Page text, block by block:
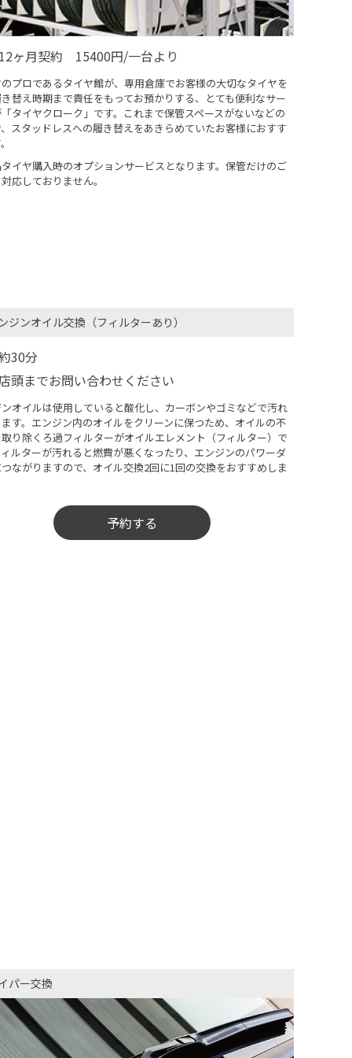
ヶ月契約 15400円/一台より
プロであるタイヤ館が、専用倉庫でお客様の大切なタイヤを
替え時期まで責任をもってお預かりする、とても便利なサー
タイヤクローク」です。これまで保管スペースがないなどの
スタッドレスへの履き替えをあきらめていたお客様におすす
イヤ購入時のオプションサービスとなります。保管だけのご
応しておりません。
ジンオイル交換（フィルターあり）​
30分
頭までお問い合わせください
オイルは使用していると酸化し、カーボンやゴミなどで汚れ
す。エンジン内のオイルをクリーンに保つため、オイルの不
り除くろ過フィルターがオイルエレメント（フィルター）で
ルターが汚れると燃費が悪くなったり、エンジンのパワーダ
ながりますので、オイル交換2回に1回の交換をおすすめしま
予約する
パー交換​